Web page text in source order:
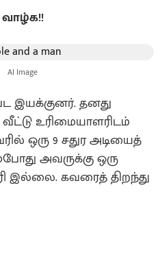
AI Image
தனது
உரிமையாளரிடம்
ஒரு 9 சதுர அடியைத்
அவருக்கு ஒரு
இல்லை. கவரைத் திறந்து